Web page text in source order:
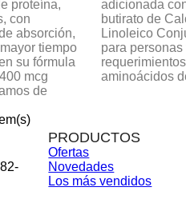
proteína,
con
absorción,
tiempo
su fórmula
mcg
de
adicionada
butirato de
Linoleico
para
aminoácidos
PRODUCTOS
Ofertas
Novedades
Los más vendidos